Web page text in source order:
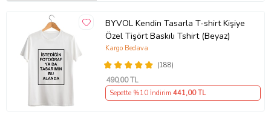
BYVOL Kendin Tasarla T-shirt Kişiye
Özel Tişört Baskılı Tshirt (Beyaz)
(188)
Kargo Bedava
490,00 TL
Sepette %10 İndirim 441,00 TL